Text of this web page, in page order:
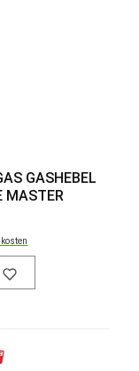
GASHEBEL
MASTER